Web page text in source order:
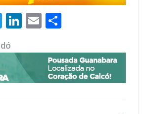
Twitter
LinkedIn
Email